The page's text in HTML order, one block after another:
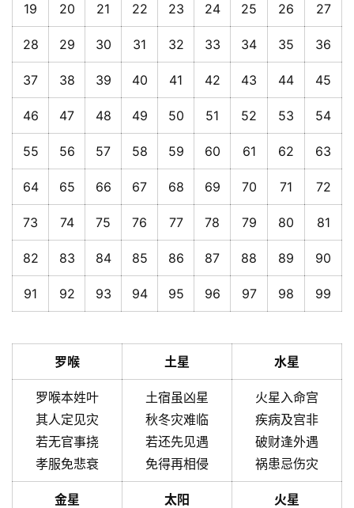
19 20 21 22 23 24 25 26 27
28 29 30 31 32 33 34 35 36
37 38 39 40 41 42 43 44 45
46 47 48 49 50 51 52 53 54
55 56 57 58 59 60 61 62 63
64 65 66 67 68 69 70 71 72
73 74 75 76 77 78 79 80 81
82 83 84 85 86 87 88 89 90
91 92 93 94 95 96 97 98 99
罗喉 土星 水星
罗喉本姓叶
其人定见灾
若无官事挠
孝服免悲衰
土宿虽凶星
秋冬灾难临
若还先见遇
免得再相侵
火星入命宫
疾病及宫非
破财逢外遇
祸患忌伤灾
金星 太阳 火星